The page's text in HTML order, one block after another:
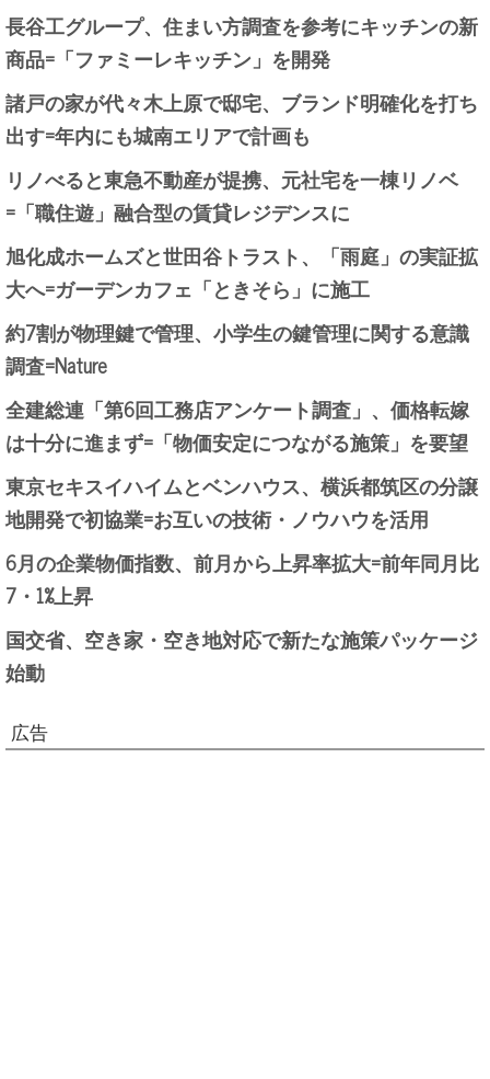
長谷工グループ、住まい方調査を参考にキッチンの新
商品=「ファミーレキッチン」を開発
諸戸の家が代々木上原で邸宅、ブランド明確化を打ち
出す=年内にも城南エリアで計画も
リノべると東急不動産が提携、元社宅を一棟リノベ
=「職住遊」融合型の賃貸レジデンスに
旭化成ホームズと世田谷トラスト、「雨庭」の実証拡
大へ=ガーデンカフェ「ときそら」に施工
約7割が物理鍵で管理、小学生の鍵管理に関する意識
調査=Nature
全建総連「第6回工務店アンケート調査」、価格転嫁
は十分に進まず=「物価安定につながる施策」を要望
東京セキスイハイムとベンハウス、横浜都筑区の分譲
地開発で初協業=お互いの技術・ノウハウを活用
6月の企業物価指数、前月から上昇率拡大=前年同月比
7・1%上昇
国交省、空き家・空き地対応で新たな施策パッケージ
始動
広告